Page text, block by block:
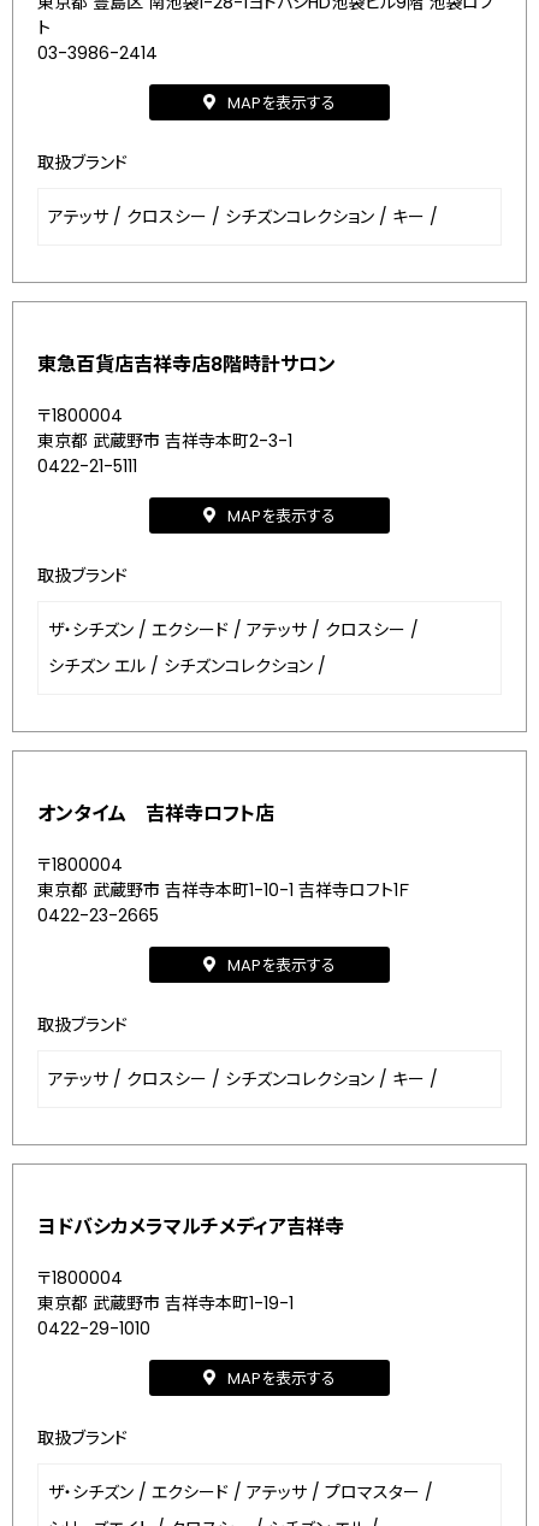
ト
03-3986-2414
MAPを表示する
取扱ブランド
アテッサ / クロスシー / シチズンコレクション / キー /
東急百貨店吉祥寺店8階時計サロン
〒1800004
東京都 武蔵野市 吉祥寺本町2-3-1
0422-21-5111
MAPを表示する
取扱ブランド
ザ・シチズン / エクシード / アテッサ / クロスシー /
シチズン エル / シチズンコレクション /
オンタイム 吉祥寺ロフト店
〒1800004
東京都 武蔵野市 吉祥寺本町1-10-1 吉祥寺ロフト1Ｆ
0422-23-2665
MAPを表示する
取扱ブランド
アテッサ / クロスシー / シチズンコレクション / キー /
ヨドバシカメラマルチメディア吉祥寺
〒1800004
東京都 武蔵野市 吉祥寺本町1-19-1
0422-29-1010
MAPを表示する
取扱ブランド
ザ・シチズン / エクシード / アテッサ / プロマスター /